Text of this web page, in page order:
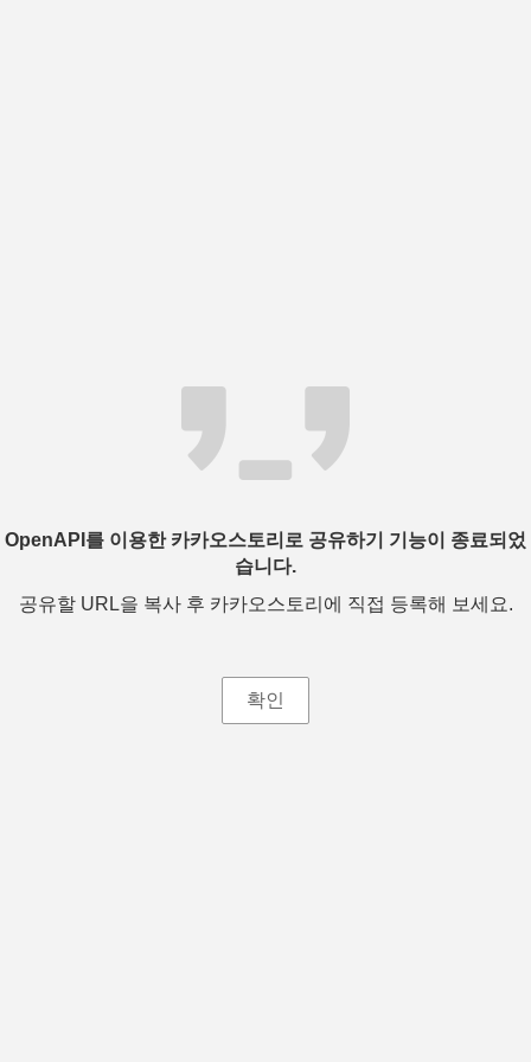
OpenAPI를 이용한 카카오스토리로 공유하기 기능이 종료되었
습니다.
공유할 URL을 복사 후 카카오스토리에 직접 등록해 보세요.
확인